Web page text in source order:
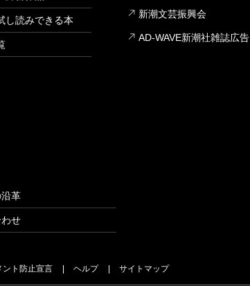
し読みできる本
革
せ
新潮文芸振興会
AD-WAVE新潮社雑誌広告
ント防止宣言 ヘルプ サイトマップ